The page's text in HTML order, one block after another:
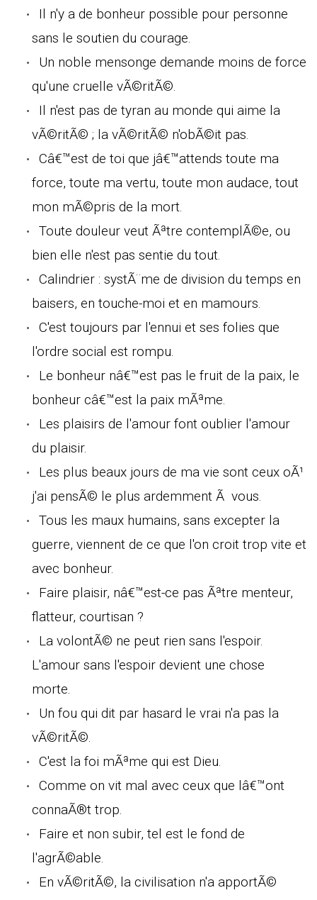
Il n'y a de bonheur possible pour personne
sans le soutien du courage.
Un noble mensonge demande moins de force
qu'une cruelle vÃ©ritÃ©.
Il n'est pas de tyran au monde qui aime la
vÃ©ritÃ© ; la vÃ©ritÃ© n'obÃ©it pas.
Câ€™est de toi que jâ€™attends toute ma
force, toute ma vertu, toute mon audace, tout
mon mÃ©pris de la mort.
Toute douleur veut Ãªtre contemplÃ©e, ou
bien elle n'est pas sentie du tout.
Calindrier : systÃ¨me de division du temps en
baisers, en touche-moi et en mamours.
C'est toujours par l'ennui et ses folies que
l'ordre social est rompu.
Le bonheur nâ€™est pas le fruit de la paix, le
bonheur câ€™est la paix mÃªme.
Les plaisirs de l'amour font oublier l'amour
du plaisir.
Les plus beaux jours de ma vie sont ceux oÃ¹
j'ai pensÃ© le plus ardemment Ã vous.
Tous les maux humains, sans excepter la
guerre, viennent de ce que l'on croit trop vite et
avec bonheur.
Faire plaisir, nâ€™est-ce pas Ãªtre menteur,
flatteur, courtisan ?
La volontÃ© ne peut rien sans l'espoir.
L'amour sans l'espoir devient une chose
morte.
Un fou qui dit par hasard le vrai n'a pas la
vÃ©ritÃ©.
C'est la foi mÃªme qui est Dieu.
Comme on vit mal avec ceux que lâ€™ont
connaÃ®t trop.
Faire et non subir, tel est le fond de
l'agrÃ©able.
En vÃ©ritÃ©, la civilisation n'a apportÃ©